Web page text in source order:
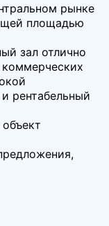
рынке
площадью
зал отлично
рентабельный